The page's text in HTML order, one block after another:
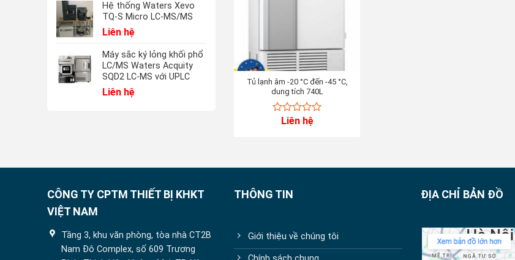
Hệ thống Waters Xevo
TQ-S Micro LC-MS/MS
Liên hệ
Máy sắc ký lỏng khối phổ
LC/MS Waters Acquity
SQD2 LC-MS với UPLC
Liên hệ
Tủ lạnh âm -20 °C đến -45 °C,
dung tích 740L
Liên hệ
CÔNG TY CPTM THIẾT BỊ KHKT
VIỆT NAM
Tầng 3, khu văn phòng, tòa nhà CT2B
Nam Đô Complex, số 609 Trương
THÔNG TIN
Giới thiệu về chúng tôi
ĐỊA CHỈ BẢN ĐỒ